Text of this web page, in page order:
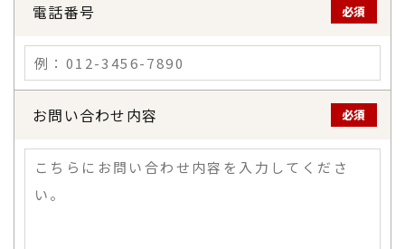
電話番号 必須
お問い合わせ内容 必須